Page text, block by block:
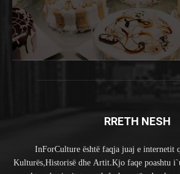
RRETH NESH
InForCulture është faqja juaj e internetit
Kulturës,Historisë dhe Artit.Kjo faqe poashtu